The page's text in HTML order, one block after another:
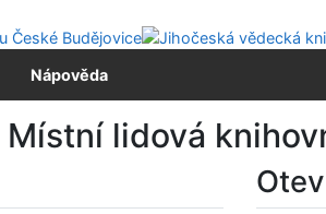
Nápověda
lidová